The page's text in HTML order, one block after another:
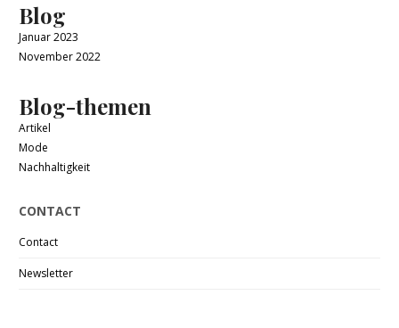
Blog
Januar 2023
November 2022
Blog-themen
Artikel
Mode
Nachhaltigkeit
CONTACT
Contact
Newsletter